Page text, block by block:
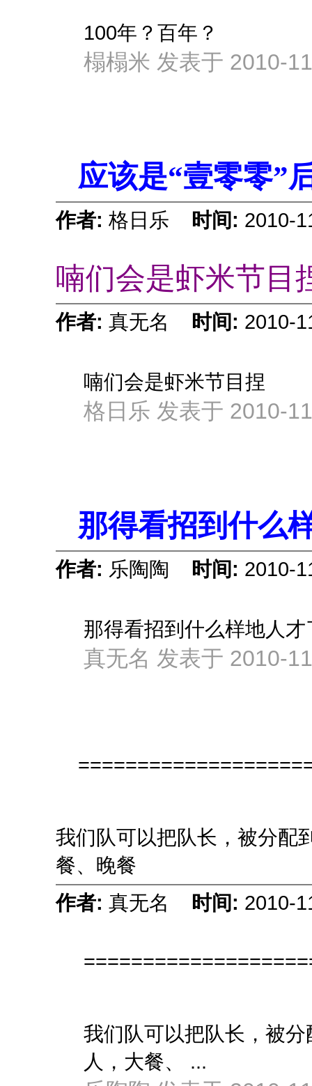
100年？百年？
榻榻米 发表于 2010-
应该是“壹零零”
作者: 格日乐 时间: 2010-
喃们会是虾米节目
作者: 真无名 时间: 2010-
喃们会是虾米节目捏
格日乐 发表于 2010-
那得看招到什么
作者: 乐陶陶 时间: 2010-
那得看招到什么样地人才
真无名 发表于 2010-
我们队可以把队长，被分配
餐、晚餐
作者: 真无名 时间: 2010-
我们队可以把队长，被
人，大餐、 ...